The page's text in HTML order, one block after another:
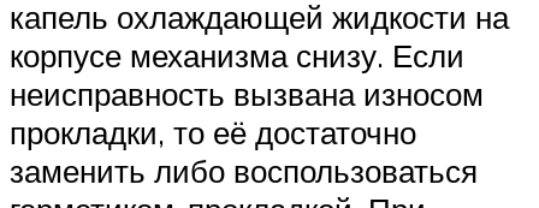
капель охлаждающей жидкости на
корпусе механизма снизу. Если
неисправность вызвана износом
прокладки, то её достаточно
заменить либо воспользоваться